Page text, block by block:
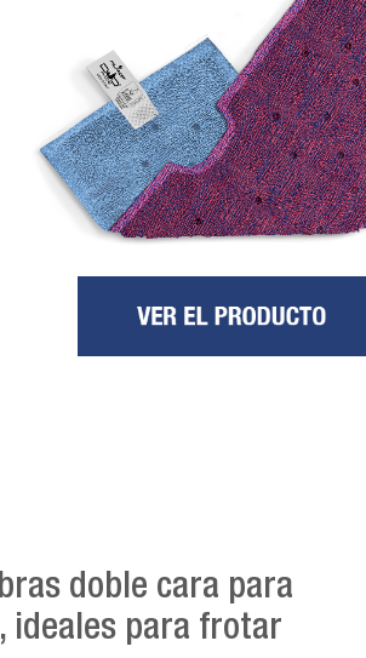
doble cara para
ideales para frotar